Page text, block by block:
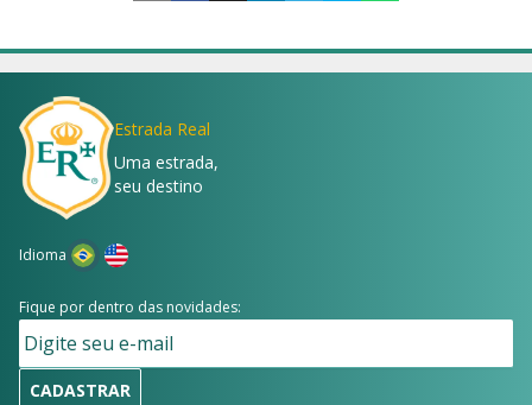
Estrada Real
Uma estrada,
seu destino
Idioma
Fique por dentro das novidades:
CADASTRAR